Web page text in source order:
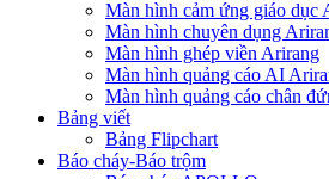
Màn hình cảm ứng giáo dục
Màn hình chuyên dụng
Màn hình ghép viền Arirang
Màn hình quảng cáo AI
Màn hình quảng cáo chân
Bảng viết
Bảng Flipchart
Báo cháy-Báo trộm